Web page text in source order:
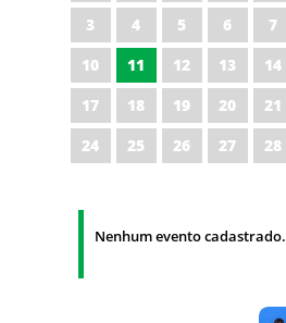
3
4 5 6 7
10
11 12 13 14
17
18 19 20 21
24
25 26 27 28
Nenhum evento cadastrado.